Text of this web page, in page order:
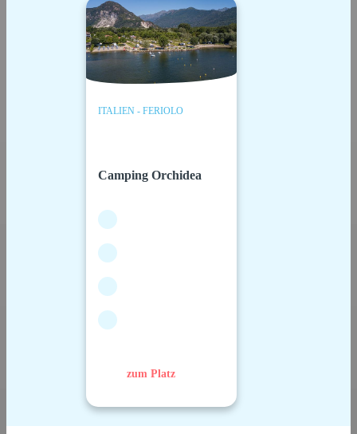
ITALIEN - FERIOLO
Camping Orchidea
zum Platz